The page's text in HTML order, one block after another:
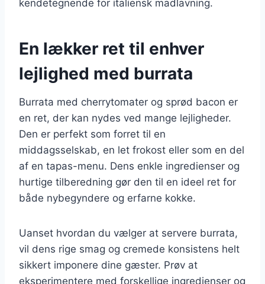
kendetegnende for italiensk madlavning.
En lækker ret til enhver
lejlighed med burrata
Burrata med cherrytomater og sprød bacon er
en ret, der kan nydes ved mange lejligheder.
Den er perfekt som forret til en
middagsselskab, en let frokost eller som en del
af en tapas-menu. Dens enkle ingredienser og
hurtige tilberedning gør den til en ideel ret for
både nybegyndere og erfarne kokke.
Uanset hvordan du vælger at servere burrata,
vil dens rige smag og cremede konsistens helt
sikkert imponere dine gæster. Prøv at
eksperimentere med forskellige ingredienser og